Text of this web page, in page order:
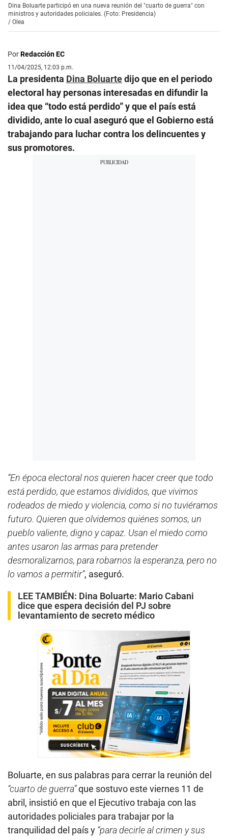
Dina Boluarte participó en una nueva reunión del "cuarto de guerra" con
ministros y autoridades policiales. (Foto: Presidencia)
/ Olea
PorRedacción EC
11/04/2025, 12:03 p.m.
La presidenta Dina Boluartedijo que en el periodo
electoral hay personas interesadas en difundir la
idea que “todo está perdido” y que el país está
dividido, ante lo cual aseguró que el Gobierno está
trabajando para luchar contra los delincuentes y
sus promotores.
“En época electoral nos quieren hacer creer que todo
está perdido, que estamos divididos, que vivimos
rodeados de miedo y violencia, como si no tuviéramos
futuro. Quieren que olvidemos quiénes somos, un
pueblo valiente, digno y capaz. Usan el miedo como
antes usaron las armas para pretender
desmoralizarnos, para robarnos la esperanza, pero no
lo vamos a permitir”, aseguró.
LEE TAMBIÉN: Dina Boluarte: Mario Cabani
dice que espera decisión del PJ sobre
levantamiento de secreto médico
Boluarte, en sus palabras para cerrar la reunión del
“cuarto de guerra”que sostuvo este viernes 11 de
abril, insistió en que el Ejecutivo trabaja con las
autoridades policiales para trabajar por la
tranquilidad del país y “para decirle al crimen y sus